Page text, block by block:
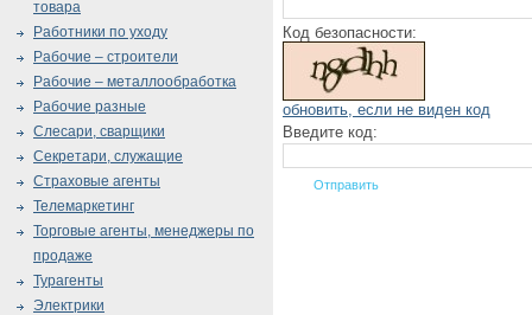
Код безопасности:
обновить, если не виден код
Введите код:
товара
Работники по уходу
Рабочие – строители
Рабочие – металлообработка
Рабочие разные
Слесари, сварщики
Секретари, служащие
Страховые агенты
Телемаркетинг
Торговые агенты, менеджеры по
продаже
Турагенты
Электрики